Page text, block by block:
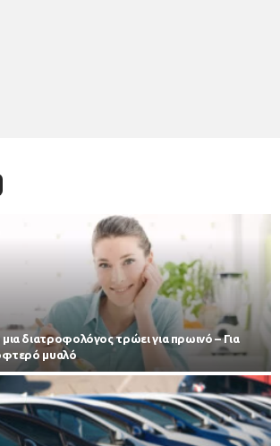
διατροφολόγος τρώει για πρωινό – Για
μυαλό